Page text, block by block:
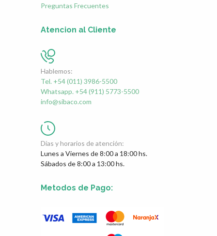
Preguntas Frecuentes
Atencion al Cliente
Hablemos:
Tel. +54 (011) 3986-5500
Whatsapp. +54 (911) 5773-5500
info@sibaco.com
Días y horarios de atención:
Lunes a Viernes de 8:00 a 18:00 hs.
Sábados de 8:00 a 13:00 hs.
Metodos de Pago: